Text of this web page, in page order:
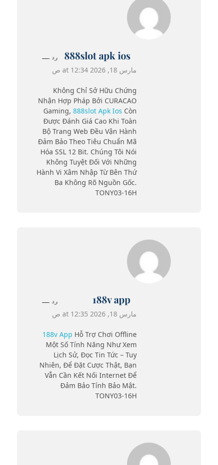
888slot apk ios
مارس 18, 2026 at 12:34 ص
Không Chỉ Sở Hữu Chứng
Nhận Hợp Pháp Bởi CURACAO
Gaming, 888slot Apk Ios Còn
Được Đánh Giá Cao Khi Toàn
Bộ Trang Web Đều Vận Hành
Đảm Bảo Theo Tiêu Chuẩn Mã
Hóa SSL 12 Bit. Chúng Tôi Nói
Không Tuyệt Đối Với Những
Hành Vi Xâm Nhập Từ Bên Thứ
Ba Không Rõ Nguồn Gốc.
TONY03-16H
رد
188v app
مارس 18, 2026 at 12:35 ص
188v App Hỗ Trợ Chơi Offline
Một Số Tính Năng Như Xem
Lịch Sử, Đọc Tin Tức – Tuy
Nhiên, Để Đặt Cược Thật, Bạn
Vẫn Cần Kết Nối Internet Để
Đảm Bảo Tính Bảo Mật.
TONY03-16H
رد